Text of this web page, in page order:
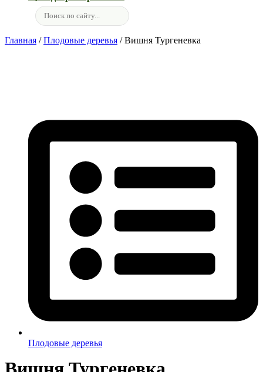
Главная /Плодовые деревья / Вишня Тургеневка
Плодовые деревья